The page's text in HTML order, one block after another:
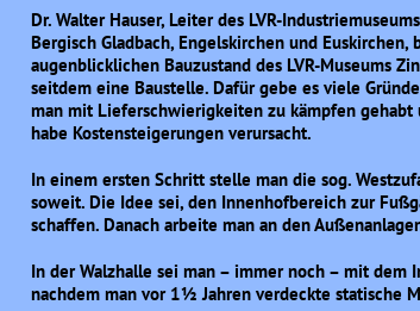
Dr. Walter Hauser, Leiter des LVR-
Bergisch Gladbach, Engelskirchen und
augenblicklichen Bauzustand des LVR-Museums
seitdem eine Baustelle. Dafür gebe es viele
man mit Lieferschwierigkeiten zu kämpfen
habe Kostensteigerungen verursacht.
In einem ersten Schritt stelle man die sog.
soweit. Die Idee sei, den Innenhofbereich zur
schaffen. Danach arbeite man an den
In der Walzhalle sei man – immer noch – mit dem
nachdem man vor 1½ Jahren verdeckte statische